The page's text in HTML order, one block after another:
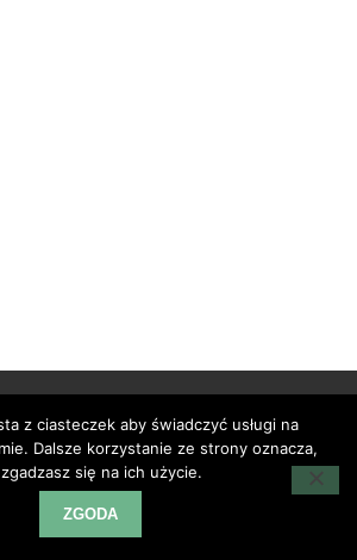
- 1001 pomysłów. All Right Reserved.
z ciasteczek aby świadczyć usługi na
Dalsze korzystanie ze strony oznacza,
się na ich użycie.
ZGODA